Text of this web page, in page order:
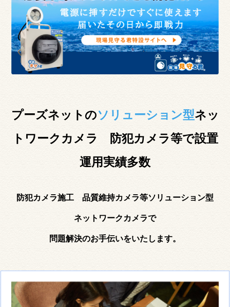
プーズネットのソリューション型ネッ
トワークカメラ 防犯カメラ等で設置
運用実績多数
防犯カメラ施工 品質維持カメラ等ソリューション型
ネットワークカメラで
問題解決のお手伝いをいたします。